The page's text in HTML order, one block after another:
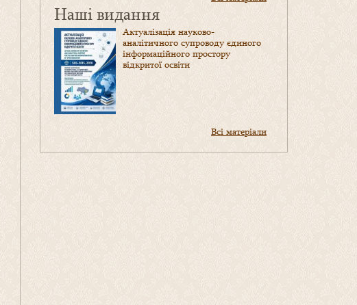
Наші видання
Актуалізація науково-
аналітичного супроводу єдиного
інформаційного простору
відкритої освіти
Всі матеріали